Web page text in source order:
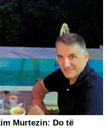
Murtezin: Do të